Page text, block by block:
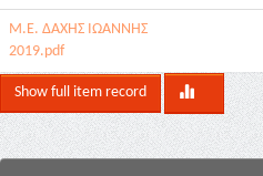
Μ.Ε. ΔΑΧΗΣ ΙΩΑΝΝΗΣ
2019.pdf
Show full item record